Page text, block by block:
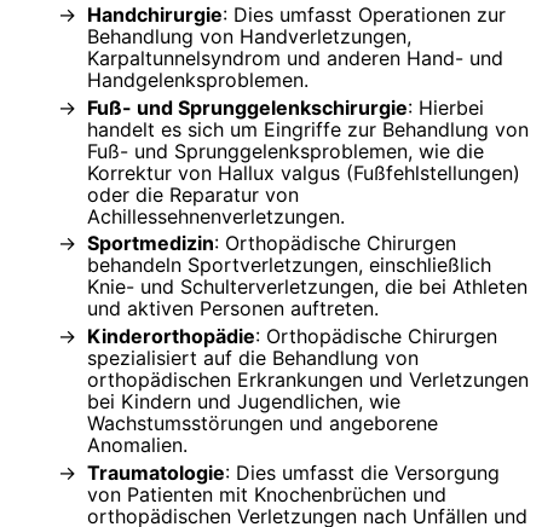
Handchirurgie: Dies umfasst Operationen zur
Behandlung von Handverletzungen,
Karpaltunnelsyndrom und anderen Hand- und
Handgelenksproblemen.
Fuß- und Sprunggelenkschirurgie: Hierbei
handelt es sich um Eingriffe zur Behandlung von
Fuß- und Sprunggelenksproblemen, wie die
Korrektur von Hallux valgus (Fußfehlstellungen)
oder die Reparatur von
Achillessehnenverletzungen.
Sportmedizin: Orthopädische Chirurgen
behandeln Sportverletzungen, einschließlich
Knie- und Schulterverletzungen, die bei Athleten
und aktiven Personen auftreten.
Kinderorthopädie: Orthopädische Chirurgen
spezialisiert auf die Behandlung von
orthopädischen Erkrankungen und Verletzungen
bei Kindern und Jugendlichen, wie
Wachstumsstörungen und angeborene
Anomalien.
Traumatologie: Dies umfasst die Versorgung
von Patienten mit Knochenbrüchen und
orthopädischen Verletzungen nach Unfällen und